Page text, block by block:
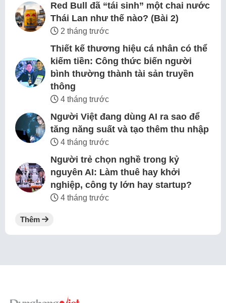
Red Bull đã “tái sinh” một chai nước
Thái Lan như thế nào? (Bài 2)
2 tháng trước
Thiết kế thương hiệu cá nhân có thể
kiếm tiền: Công thức biến người
bình thường thành tài sản truyền
thông
4 tháng trước
Người Việt đang dùng AI ra sao để
tăng năng suất và tạo thêm thu nhập
4 tháng trước
Người trẻ chọn nghề trong kỷ
nguyên AI: Làm thuê hay khởi
nghiệp, công ty lớn hay startup?
4 tháng trước
Thêm